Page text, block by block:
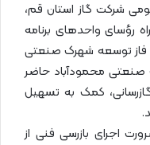
شرکت گاز استان قم،
واحدهای برنامه
فاز توسعه شهرک صنعتی
محمودآباد حاضر
کمک به تسهیل
اجرای بازرسی فنی از